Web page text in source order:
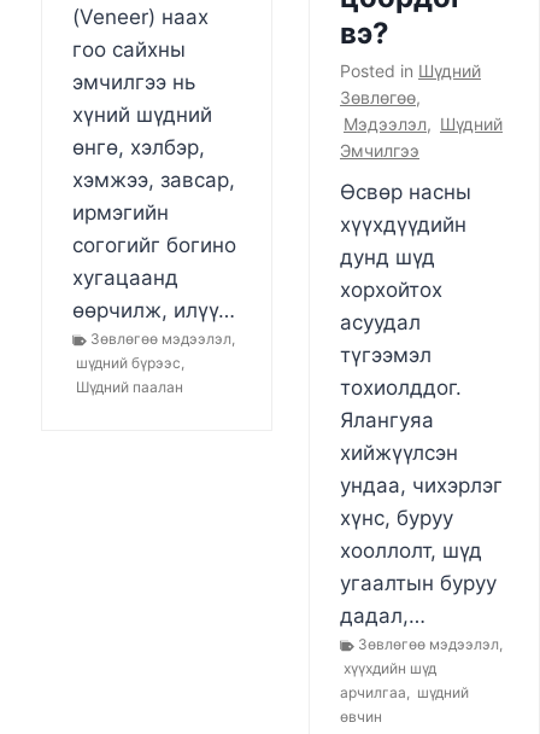
(Veneer) наах
гоо сайхны
эмчилгээ нь
хүний шүдний
өнгө, хэлбэр,
хэмжээ, завсар,
ирмэгийн
согогийг богино
хугацаанд
өөрчилж, илүү…
Зөвлөгөө мэдээлэл,
шүдний бүрээс,
Шүдний паалан
вэ?
Posted in Шүдний
Зөвлөгөө,
Мэдээлэл, Шүдний
Эмчилгээ
Өсвөр насны
хүүхдүүдийн
дунд шүд
хорхойтох
асуудал
түгээмэл
тохиолддог.
Ялангуяа
хийжүүлсэн
ундаа, чихэрлэг
хүнс, буруу
хооллолт, шүд
угаалтын буруу
дадал,…
Зөвлөгөө мэдээлэл,
хүүхдийн шүд
арчилгаа, шүдний
өвчин